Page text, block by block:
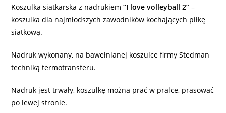
Koszulka siatkarska z nadrukiem“I love volleyball 2” –
koszulka dla najmłodszych zawodników kochających piłkę
siatkową.
Nadruk wykonany, na bawełnianej koszulce firmy Stedman
techniką termotransferu.
Nadruk jest trwały, koszulkę można prać w pralce, prasować
po lewej stronie.